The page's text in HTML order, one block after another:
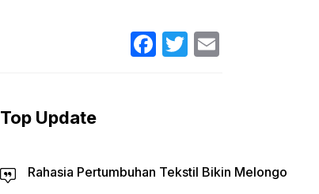
Facebook
Twitter
Top Update
Rahasia Pertumbuhan Tekstil Bikin Melongo